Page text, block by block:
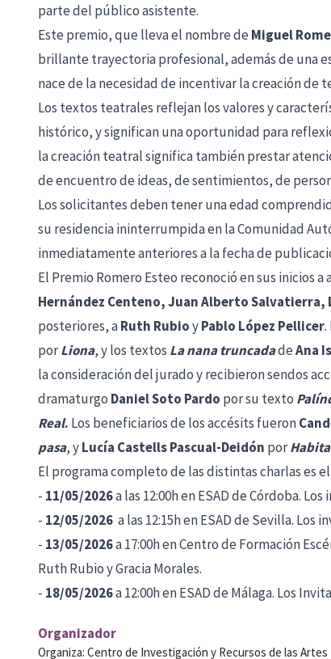
parte del público asistente.
Este premio, que lleva el nombre de Miguel
brillante trayectoria profesional, además de una
nace de la necesidad de incentivar la creación de
Los textos teatrales reflejan los valores y
histórico, y significan una oportunidad para
la creación teatral significa también prestar
de encuentro de ideas, de sentimientos, de
Los solicitantes deben tener una edad
su residencia ininterrumpida en la Comunidad
inmediatamente anteriores a la fecha de
El Premio Romero Esteo reconoció en sus inicios a
Hernández Centeno, Juan Alberto Salvatierra,
posteriores, aRuth RubioyPablo López Pellicer.
porLiona, y los textos La nana truncadadeAna
la consideración del jurado y recibieron sendos
dramaturgo Daniel Soto Pardo por su texto
Real. Los beneficiarios de los accésits fueron
pasa, yLucía Castells Pascual-Deidón por
El programa completo de las distintas charlas es
- 11/05/2026a las 12:00h en ESAD de Córdoba.
- 12/05/2026 a las 12:15h en ESAD de Sevilla.
- 13/05/2026a 17:00h en Centro de Formación
Ruth Rubio y Gracia Morales.
- 18/05/2026a 12:00h en ESAD de Málaga. Los
Organizador
Organiza: Centro de Investigación y Recursos de las Artes